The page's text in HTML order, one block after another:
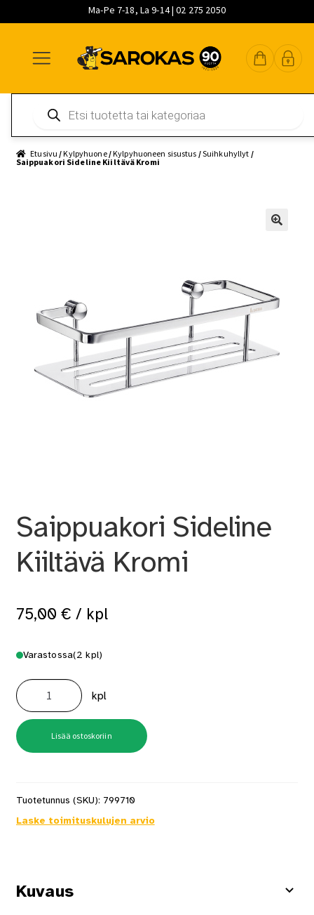
Ma-Pe 7-18, La 9-14 | 02 275 2050
navigointiin
sisältöön
pääsisältöön
search
Etusivu /Kylpyhuone/Kylpyhuoneen sisustus /Suihkuhyllyt /
Saippuakori Sideline Kiiltävä Kromi
Saippuakori Sideline
Kiiltävä Kromi
75,00 € / kpl
Varastossa(2 kpl)
Saippuakori
Sideline
Kiiltävä
Kromi
määrä
kpl
Lisää ostoskoriin
Tuotetunnus (SKU): 799710
Laske toimituskulujen arvio
Kuvaus